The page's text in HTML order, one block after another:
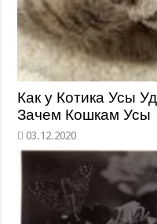
Как у Котика Усы
Зачем Кошкам Усы